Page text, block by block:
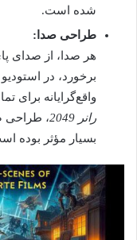
شده است.
طراحی صدا:
هر صدا، از صدای
برخورد، در
واقع‌گرایانه برای
رانر 2049
، طراحی
بسیار مؤثر بوده